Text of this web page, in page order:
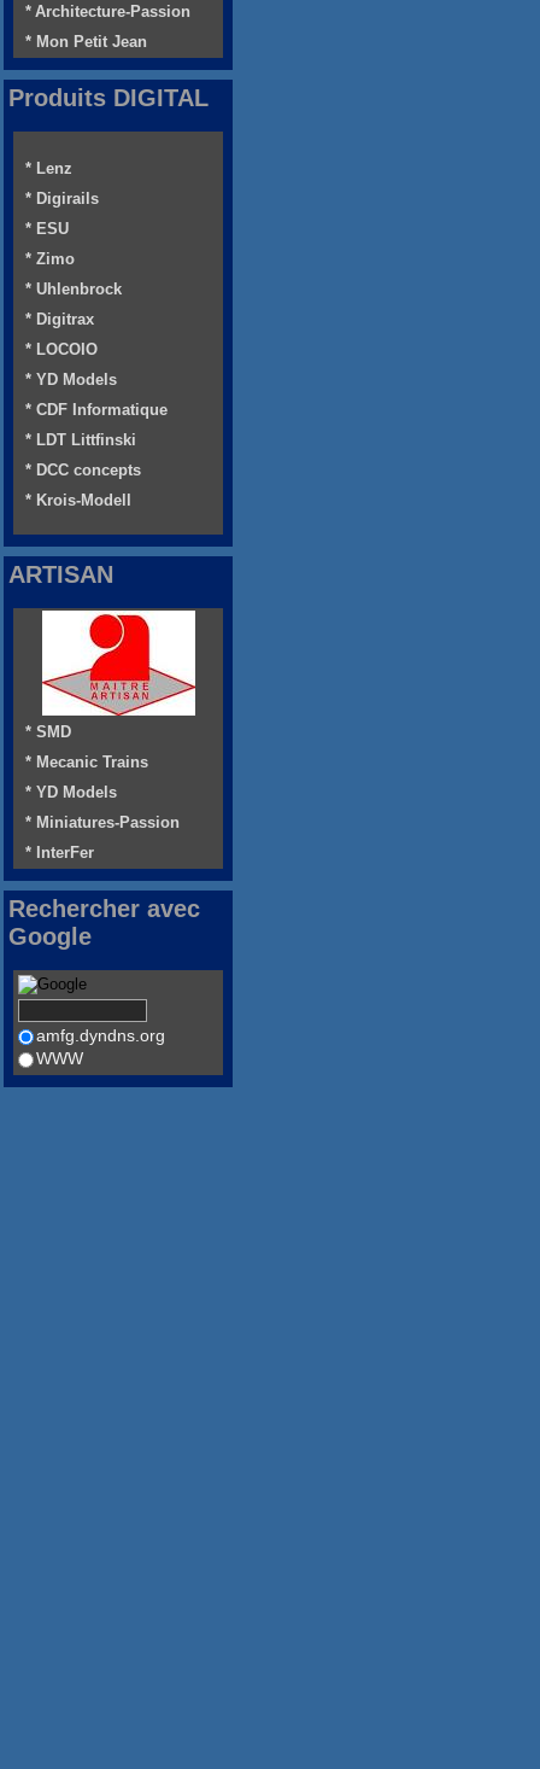
* Architecture-Passion
* Mon Petit Jean
Produits DIGITAL
* Lenz
* Digirails
* ESU
* Zimo
* Uhlenbrock
* Digitrax
* LOCOIO
* YD Models
* CDF Informatique
* LDT Littfinski
* DCC concepts
* Krois-Modell
ARTISAN
* SMD
* Mecanic Trains
* YD Models
* Miniatures-Passion
* InterFer
Rechercher avec
Google
amfg.dyndns.org
WWW